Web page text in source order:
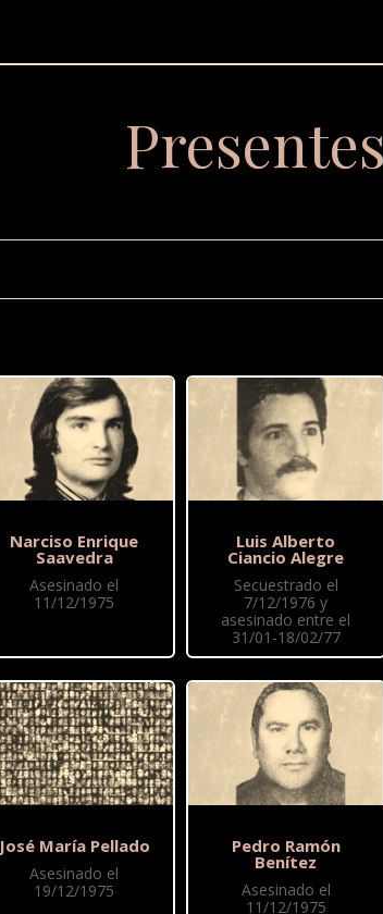
Narciso Enrique
Saavedra
Asesinado el
11/12/1975
José María Pellado
Asesinado el
19/12/1975
Luis Alberto
Ciancio Alegre
Secuestrado el
7/12/1976 y
asesinado entre el
31/01-18/02/77
Pedro Ramón
Benítez
Asesinado el
11/12/1975